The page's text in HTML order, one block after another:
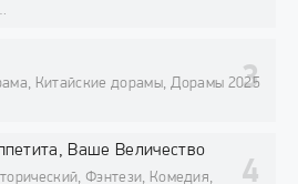
Китайские дорамы, Дорамы 2025
Ваше Величество
Фэнтези, Комедия,